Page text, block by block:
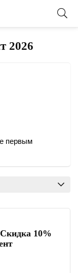
2026
первым
10%